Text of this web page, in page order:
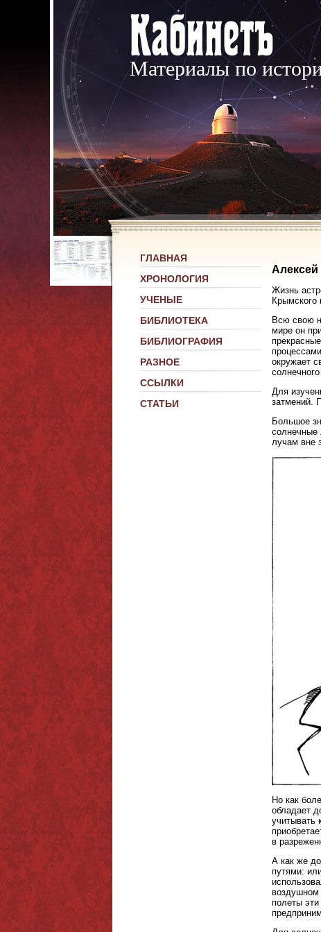
Материалы по
ГЛАВНАЯ
ХРОНОЛОГИЯ
УЧЕНЫЕ
БИБЛИОТЕКА
БИБЛИОГРАФИЯ
РАЗНОЕ
ССЫЛКИ
СТАТЬИ
Алексей
Жизнь
Крымского
Всю свою
мире он
окружает
солнечного
Для
затмений.
Большое
солнечные
лучам вне
Но как
обладает
учитывать
в
А как же
путями:
воздушном
полеты